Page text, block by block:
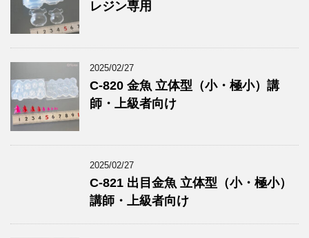
レジン専用
2025/02/27
C-820 金魚 立体型（小・極小）講
師・上級者向け
2025/02/27
C-821 出目金魚 立体型（小・極小）
講師・上級者向け